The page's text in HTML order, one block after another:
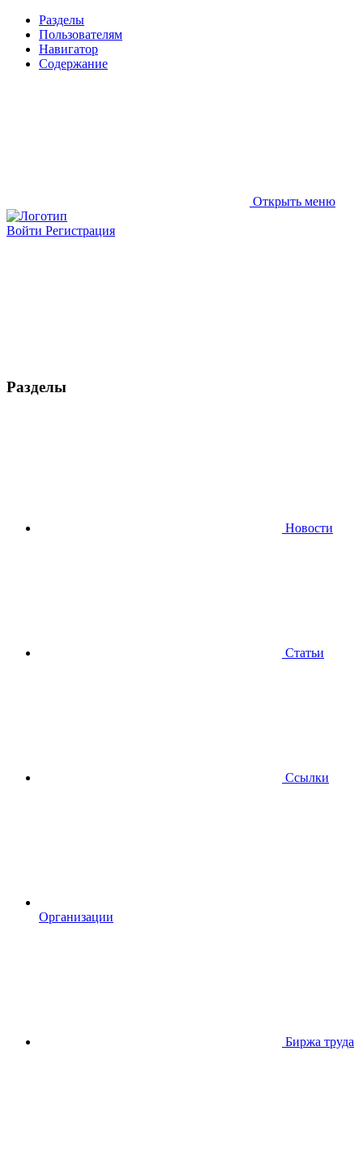
Разделы
Пользователям
Навигатор
Содержание
Открыть меню
Войти Регистрация
Разделы
Новости
Статьи
Ссылки
Организации
Биржа труда